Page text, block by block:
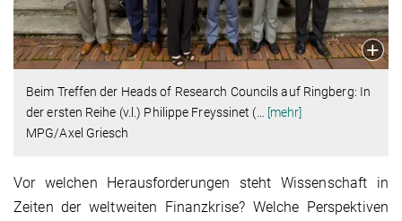
Beim Treffen der Heads of Research Councils auf Ringberg: In
der ersten Reihe (v.l.) Philippe Freyssinet (…
[mehr]
MPG/Axel Griesch
Vor welchen Herausforderungen steht Wissenschaft in
Zeiten der weltweiten Finanzkrise? Welche Perspektiven